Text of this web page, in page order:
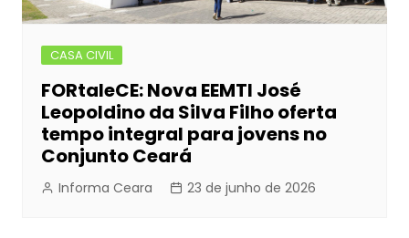
CASA CIVIL
FORtaleCE: Nova EEMTI José
Leopoldino da Silva Filho oferta
tempo integral para jovens no
Conjunto Ceará
Informa Ceara 23 de junho de 2026